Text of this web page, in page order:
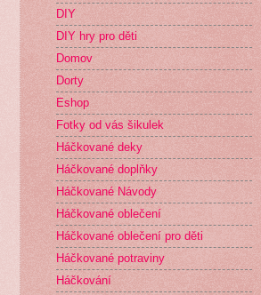
DIY
DIY hry pro děti
Domov
Dorty
Eshop
Fotky od vás šikulek
Háčkované deky
Háčkované doplňky
Háčkované Návody
Háčkované oblečení
Háčkované oblečení pro děti
Háčkované potraviny
Háčkování